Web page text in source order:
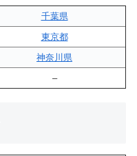
千葉県
東京都
神奈川県
–